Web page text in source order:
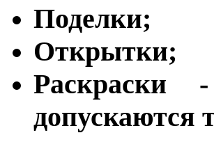
Поделки;
Открытки;
Раскраски
допускаются